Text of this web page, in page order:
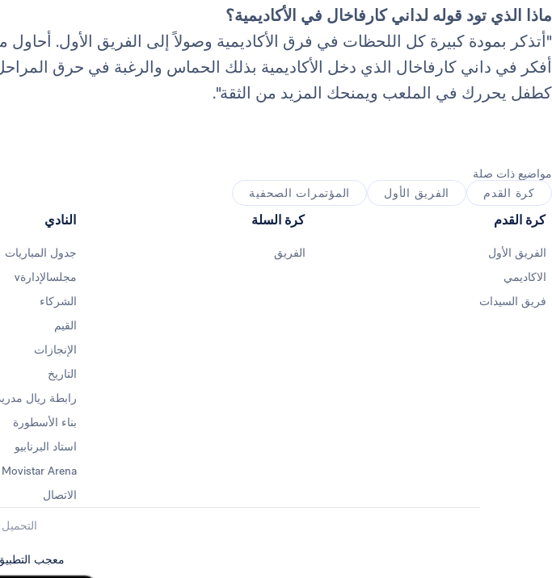
ماذا الذي تود قوله لداني كارفاخال في الأكاديمية؟
"أتذكر بمودة كبيرة كل اللحظات في فرق الأكاديمية وصولاً إلى الفريق الأول.
أفكر في داني كارفاخال الذي دخل الأكاديمية بذلك الحماس والرغبة في حرق
كطفل يحررك في الملعب ويمنحك المزيد من الثقة".
مواضيع ذات صلة
كرة القدم
الفريق الأول المؤتمرات الصحفية
كرة القدم
الفريق الأول
الاكاديمي
فريق السيدات
كرة السلة
الفريق
النادي
جدول المباريات
مجلسالإدارةv
الشركاء
القيم
الإنجازات
التاريخ
رابطة ريال
بناء الأسطورة
استاد البرنابيو
Movistar Arena
الاتصال
التحميل
معجب